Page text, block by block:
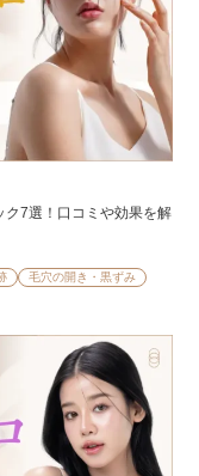
ク7選！口コミや効果を解
毛穴の開き・黒ずみ